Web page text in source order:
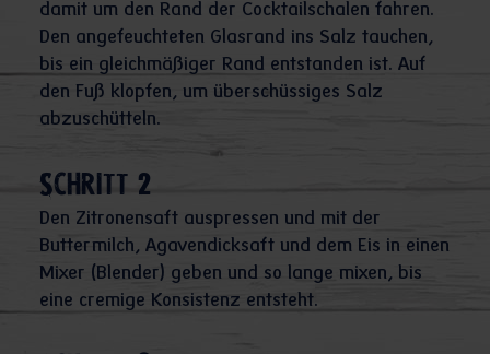
damit um den Rand der Cocktailschalen fahren.
Den angefeuchteten Glasrand ins Salz tauchen,
bis ein gleichmäßiger Rand entstanden ist. Auf
den Fuß klopfen, um überschüssiges Salz
abzuschütteln.
Schritt 2
Den Zitronensaft auspressen und mit der
Buttermilch, Agavendicksaft und dem Eis in einen
Mixer (Blender) geben und so lange mixen, bis
eine cremige Konsistenz entsteht.